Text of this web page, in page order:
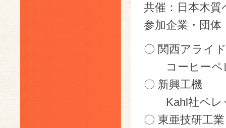
共催：日本木
参加企業・団
〇 関西アライ
コーヒーペ
〇 新興工機
Kahl社ペレ
〇 東亜技研工業